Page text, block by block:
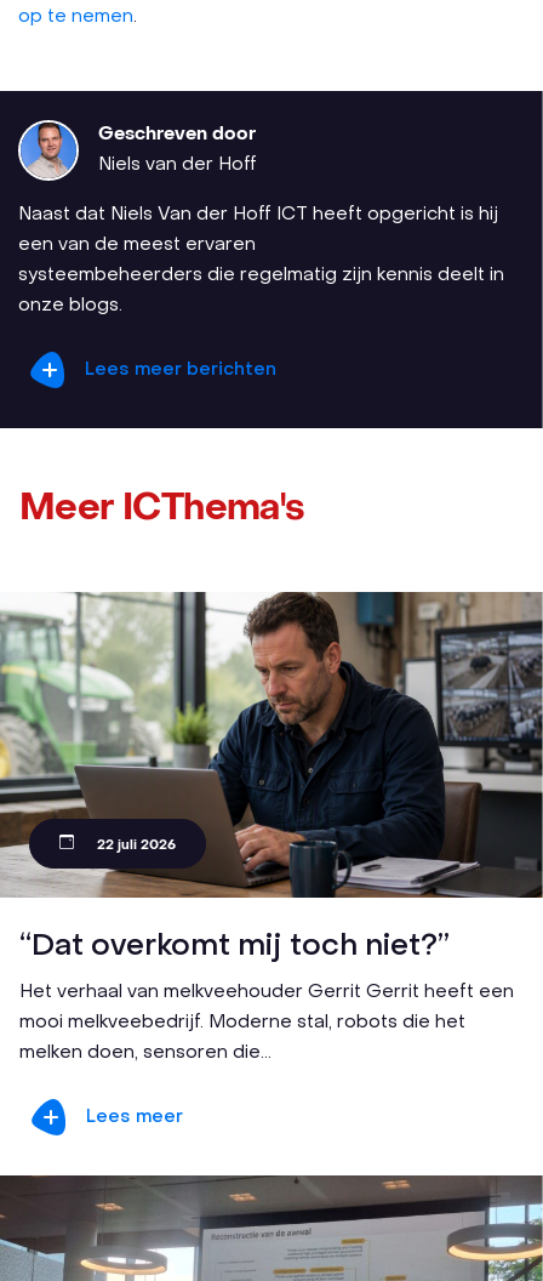
op te nemen
Geschreven door
Niels van der Hoff
Naast dat Niels Van der Hoff ICT heeft opgericht is hij
een van de meest ervaren
systeembeheerders die regelmatig zijn kennis deelt in
onze blogs.
Lees meer berichten
Meer ICThema's
22 juli 2026
“Dat overkomt mij toch niet?”
Het verhaal van melkveehouder Gerrit Gerrit heeft een
mooi melkveebedrijf. Moderne stal, robots die het
melken doen, sensoren die...
Lees meer